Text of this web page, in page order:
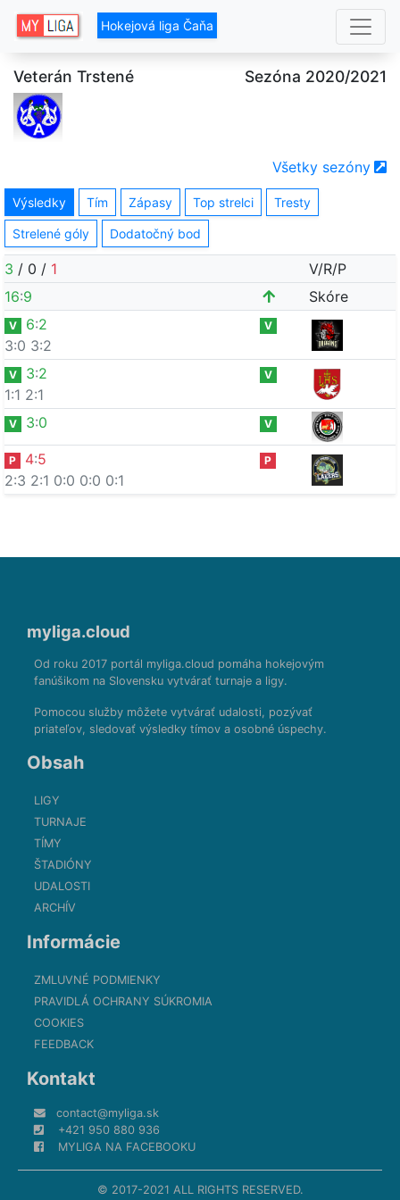
Hokejová liga Čaňa
Veterán Trstené Sezóna 2020/2021
Všetky sezóny
Výsledky Tím Zápasy Top strelci Tresty
Strelené góly Dodatočný bod
3 / 0 / 1
V/R/P
16:9 Skóre
V 6:2
3:0 3:2
V
V 3:2
1:1 2:1
V
V 3:0 V
P 4:5
2:3 2:1 0:0 0:0 0:1
P
myliga.cloud
Od roku 2017 portál myliga.cloud pomáha hokejovým
fanúšikom na Slovensku vytvárať turnaje a ligy.
Pomocou služby môžete vytvárať udalosti, pozývať
priateľov, sledovať výsledky tímov a osobné úspechy.
Obsah
LIGY
TURNAJE
TÍMY
ŠTADIÓNY
UDALOSTI
ARCHÍV
Informácie
ZMLUVNÉ PODMIENKY
PRAVIDLÁ OCHRANY SÚKROMIA
COOKIES
FEEDBACK
Kontakt
contact@myliga.sk
+421 950 880 936
MYLIGA NA FACEBOOKU
© 2017-2021 ALL RIGHTS RESERVED.